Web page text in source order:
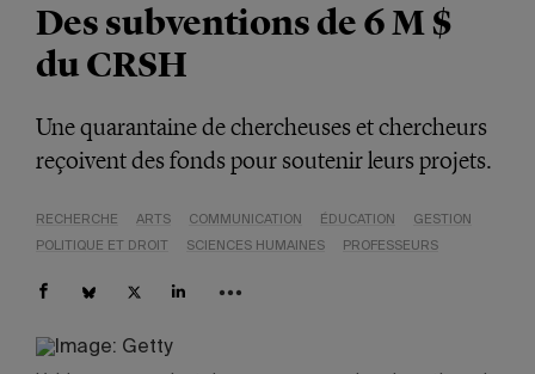
Des subventions de 6 M $
du CRSH
Une quarantaine de chercheuses et chercheurs
reçoivent des fonds pour soutenir leurs projets.
RECHERCHE ARTS COMMUNICATION ÉDUCATION
GESTION
POLITIQUE ET DROIT
SCIENCES HUMAINES PROFESSEURS